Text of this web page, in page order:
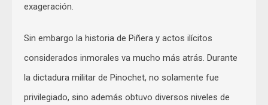
exageración.
Sin embargo la historia de Piñera y actos ilícitos
considerados inmorales va mucho más atrás. Durante
la dictadura militar de Pinochet, no solamente fue
privilegiado, sino además obtuvo diversos niveles de